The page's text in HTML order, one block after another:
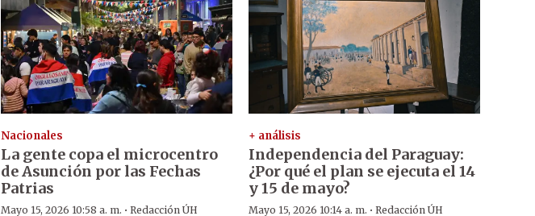
Nacionales
La gente copa el microcentro
de Asunción por las Fechas
Patrias
Mayo 15, 2026 10:58 a. m. · Redacción ÚH
+ análisis
Independencia del Paraguay:
¿Por qué el plan se ejecuta el 14
y 15 de mayo?
Mayo 15, 2026 10:14 a. m. · Redacción ÚH